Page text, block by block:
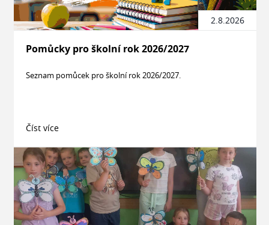
2.8.2026
Pomůcky pro školní rok 2026/2027
Seznam pomůcek pro školní rok 2026/2027.
Číst více